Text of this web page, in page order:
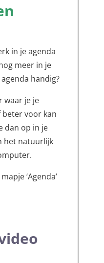
in je agenda
meer in je
handig?
waar je je
beter voor kan
dan op in je
het natuurlijk
‘Agenda’